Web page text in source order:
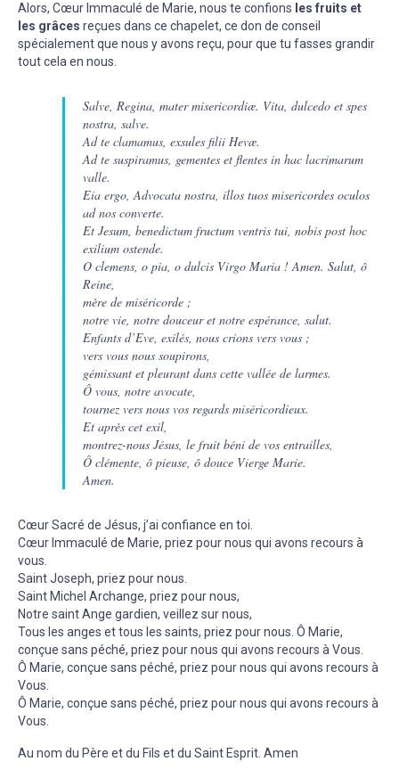
Alors, Cœur Immaculé de Marie, nous te confions les fruits et
les grâces reçues dans ce chapelet, ce don de conseil
spécialement que nous y avons reçu, pour que tu fasses grandir
tout cela en nous.
Salve, Regina, mater misericordiæ. Vita, dulcedo et spes
nostra, salve.
Ad te clamamus, exsules filii Hevæ.
Ad te suspiramus, gementes et flentes in hac lacrimarum
valle.
Eia ergo, Advocata nostra, illos tuos misericordes oculos
ad nos converte.
Et Jesum, benedictum fructum ventris tui, nobis post hoc
exilium ostende.
O clemens, o pia, o dulcis Virgo Maria ! Amen. Salut, ô
Reine,
mère de miséricorde ;
notre vie, notre douceur et notre espérance, salut.
Enfants d’Eve, exilés, nous crions vers vous ;
vers vous nous soupirons,
gémissant et pleurant dans cette vallée de larmes.
Ô vous, notre avocate,
tournez vers nous vos regards miséricordieux.
Et après cet exil,
montrez-nous Jésus, le fruit béni de vos entrailles,
Ô clémente, ô pieuse, ô douce Vierge Marie.
Amen.
Cœur Sacré de Jésus, j’ai confiance en toi.
Cœur Immaculé de Marie, priez pour nous qui avons recours à
vous.
Saint Joseph, priez pour nous.
Saint Michel Archange, priez pour nous,
Notre saint Ange gardien, veillez sur nous,
Tous les anges et tous les saints, priez pour nous. Ô Marie,
conçue sans péché, priez pour nous qui avons recours à Vous.
Ô Marie, conçue sans péché, priez pour nous qui avons recours à
Vous.
Ô Marie, conçue sans péché, priez pour nous qui avons recours à
Vous.
Au nom du Père et du Fils et du Saint Esprit. Amen